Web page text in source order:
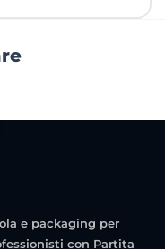
e packaging per
con Partita